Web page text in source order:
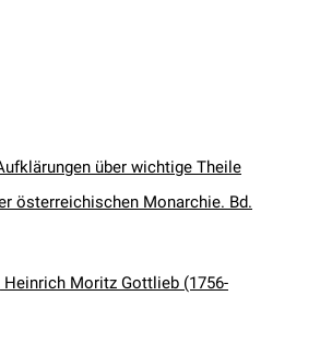
über wichtige Theile
österreichischen Monarchie. Bd.
Heinrich Moritz Gottlieb (1756-